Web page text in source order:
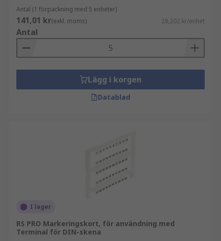
Antal (1 förpackning med 5 enheter)
141,01 kr(exkl. moms) 28,202 kr/enhet
Antal
Lägg i korgen
Datablad
I lager
RS PRO Markeringskort, för användning med
Terminal för DIN-skena